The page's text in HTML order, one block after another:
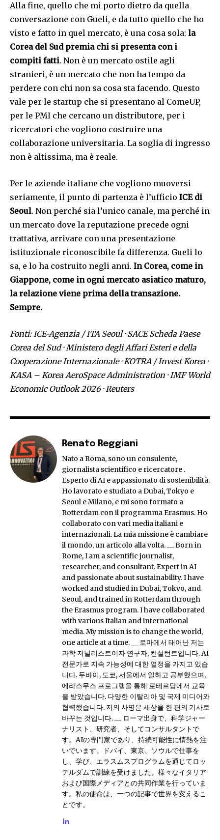
Alla fine, quello che mi porto dietro da quella
conversazione con Gueli, e da tutto quello che ho
visto e fatto in quel mercato, è una cosa sola: la
Corea del Sud premia chi si presenta con i
compiti fatti. Non è un mercato ostile agli
stranieri, è un mercato che non ha tempo da
perdere con chi non sa cosa sta facendo. Questo
vale per le startup che si presentano al ComeUP,
per le PMI che cercano un distributore, per i
ricercatori che vogliono costruire una
collaborazione universitaria. La soglia di ingresso
non è altissima, ma è reale.
Per le aziende italiane che vogliono muoversi
seriamente, il punto di partenza è l’ufficio ICE di
Seoul. Non perché sia l’unico canale, ma perché in
un mercato dove la reputazione precede ogni
trattativa, arrivare con una presentazione
istituzionale riconoscibile fa differenza. Gueli lo
sa, e lo ha costruito negli anni. In Corea, come in
Giappone, come in ogni mercato asiatico maturo,
la relazione viene prima della transazione.
Sempre.
Fonti: ICE-Agenzia / ITA Seoul · SACE Scheda Paese
Corea del Sud · Ministero degli Affari Esteri e della
Cooperazione Internazionale · KOTRA / Invest Korea ·
KASA – Korea AeroSpace Administration · IMF World
Economic Outlook 2026 · Reuters
Renato Reggiani
Nato a Roma, sono un consulente,
giornalista scientifico e ricercatore .
Esperto di AI e appassionato di sostenibilità.
Ho lavorato e studiato a Dubai, Tokyo e
Seoul e Milano, e mi sono formato a
Rotterdam con il programma Erasmus. Ho
collaborato con vari media italiani e
internazionali. La mia missione è cambiare
il mondo, un articolo alla volta. __ Born in
Rome, I am a scientific journalist,
researcher, and consultant. Expert in AI
and passionate about sustainability. I have
worked and studied in Dubai, Tokyo, and
Seoul, and trained in Rotterdam through
the Erasmus program. I have collaborated
with various Italian and international
media. My mission is to change the world,
one article at a time. __ 로마에서 태어난 저는
과학 저널리스트이자 연구자, 컨설턴트입니다. AI
전문가로 지속 가능성에 대한 열정을 가지고 있습
니다. 두바이, 도쿄, 서울에서 일하고 공부했으며,
에라스무스 프로그램을 통해 로테르담에서 교육
을 받았습니다. 다양한 이탈리아 및 국제 미디어와
협력했습니다. 저의 사명은 세상을 한 편의 기사로
바꾸는 것입니다. __ ローマ出身で、科学ジャー
ナリスト、研究者、そしてコンサルタントで
す。AIの専門家であり、持続可能性に情熱を注
いでいます。ドバイ、東京、ソウルで仕事を
し、学び、エラスムスプログラムを通じてロッ
テルダムで訓練を受けました。様々なイタリア
および国際メディアとの共同作業を行っていま
す。私の使命は、一つの記事で世界を変えるこ
とです。